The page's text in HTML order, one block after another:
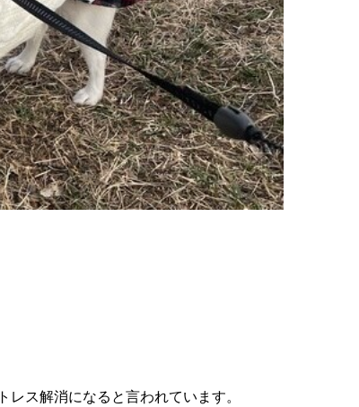
ス解消になると言われています。